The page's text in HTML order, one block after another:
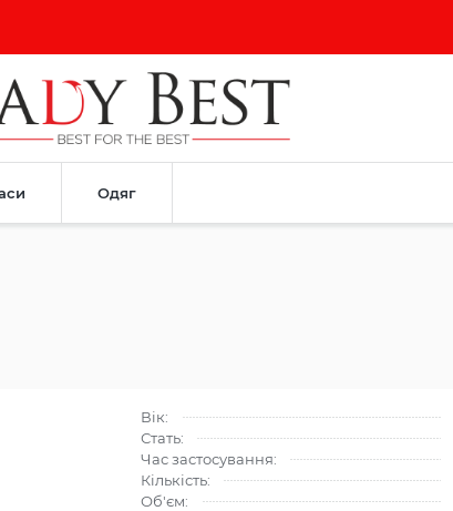
Одяг
Вік:
Стать:
Час застосування:
Кількість:
Об'єм: